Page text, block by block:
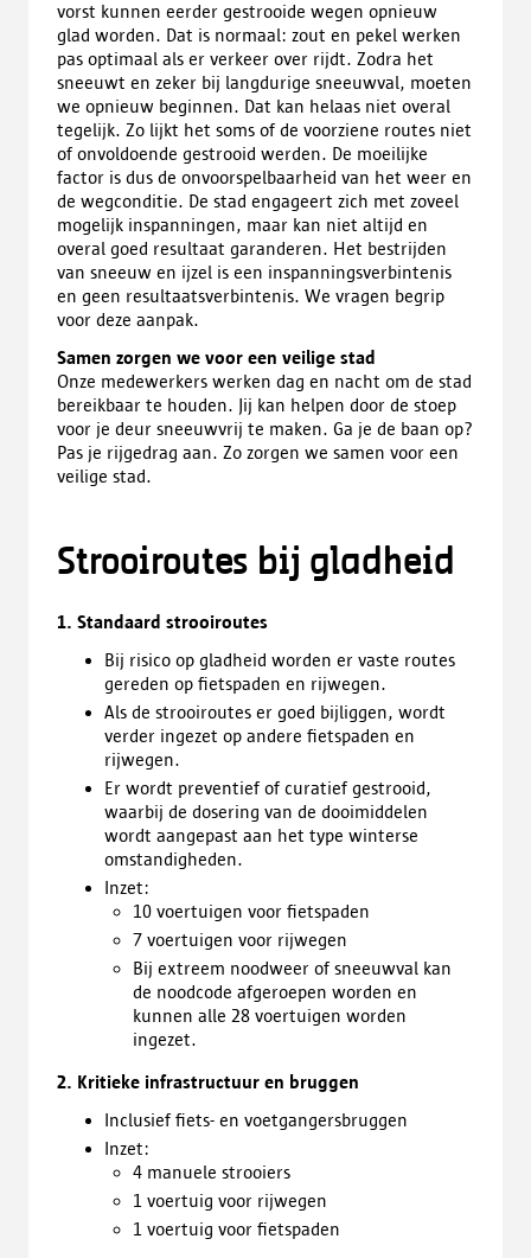
vorst kunnen eerder gestrooide wegen opnieuw
glad worden. Dat is normaal: zout en pekel werken
pas optimaal als er verkeer over rijdt. Zodra het
sneeuwt en zeker bij langdurige sneeuwval, moeten
we opnieuw beginnen. Dat kan helaas niet overal
tegelijk. Zo lijkt het soms of de voorziene routes niet
of onvoldoende gestrooid werden. De moeilijke
factor is dus de onvoorspelbaarheid van het weer en
de wegconditie. De stad engageert zich met zoveel
mogelijk inspanningen, maar kan niet altijd en
overal goed resultaat garanderen. Het bestrijden
van sneeuw en ijzel is een inspanningsverbintenis
en geen resultaatsverbintenis. We vragen begrip
voor deze aanpak.
Samen zorgen we voor een veilige stad
Onze medewerkers werken dag en nacht om de stad
bereikbaar te houden. Jij kan helpen door de stoep
voor je deur sneeuwvrij te maken. Ga je de baan op?
Pas je rijgedrag aan. Zo zorgen we samen voor een
veilige stad.
Strooiroutes bij gladheid
1. Standaard strooiroutes
Bij risico op gladheid worden er vaste routes
gereden op fietspaden en rijwegen.
Als de strooiroutes er goed bijliggen, wordt
verder ingezet op andere fietspaden en
rijwegen.
Er wordt preventief of curatief gestrooid,
waarbij de dosering van de dooimiddelen
wordt aangepast aan het type winterse
omstandigheden.
Inzet:
10 voertuigen voor fietspaden
7 voertuigen voor rijwegen
Bij extreem noodweer of sneeuwval kan
de noodcode afgeroepen worden en
kunnen alle 28 voertuigen worden
ingezet.
2. Kritieke infrastructuur en bruggen
Inclusief fiets- en voetgangersbruggen
Inzet:
4 manuele strooiers
1 voertuig voor rijwegen
1 voertuig voor fietspaden